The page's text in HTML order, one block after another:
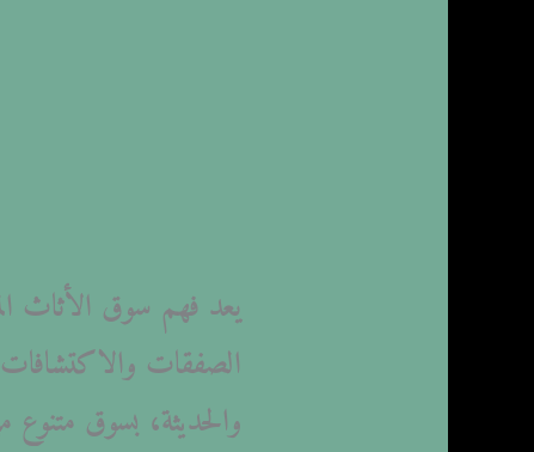
يعد فهم سوق الأثاث
الصفقات والاكتشافات
والحديثة، بسوق متنوع